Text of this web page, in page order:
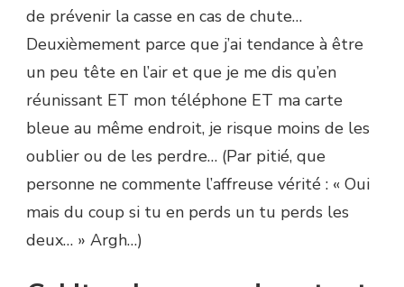
de prévenir la casse en cas de chute…
Deuxièmement parce que j’ai tendance à être
un peu tête en l’air et que je me dis qu’en
réunissant ET mon téléphone ET ma carte
bleue au même endroit, je risque moins de les
oublier ou de les perdre… (Par pitié, que
personne ne commente l’affreuse vérité : « Oui
mais du coup si tu en perds un tu perds les
deux… » Argh…)